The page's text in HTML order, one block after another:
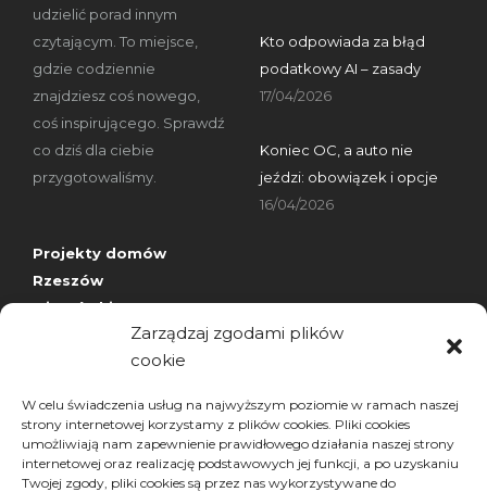
Zarządzaj zgodami plików
cookie
W celu świadczenia usług na najwyższym poziomie w ramach naszej
strony internetowej korzystamy z plików cookies. Pliki cookies
umożliwiają nam zapewnienie prawidłowego działania naszej strony
internetowej oraz realizację podstawowych jej funkcji, a po uzyskaniu
Twojej zgody, pliki cookies są przez nas wykorzystywane do
udzielić porad innym
czytającym. To miejsce,
gdzie codziennie
znajdziesz coś nowego,
coś inspirującego. Sprawdź
co dziś dla ciebie
przygotowaliśmy.
Projekty domów
Rzeszów
wizytówki nap
Kto odpowiada za błąd
podatkowy AI – zasady
17/04/2026
Koniec OC, a auto nie
jeździ: obowiązek i opcje
16/04/2026
Archiwa
Wybierz miesiąc
Archiwa